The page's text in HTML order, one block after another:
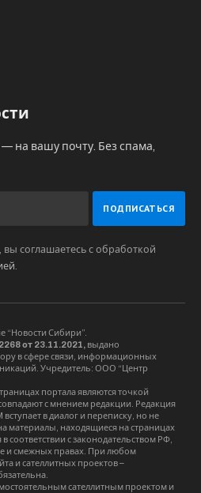
на вашу почту. Без спама,
соглашаетесь с обработкой
.
“Новости Сибири”.
от 23.11.2021, выдано
в сфере связи, информационных
Учредитель: ООО “Центр
портала являются точкой
с мнением редакции. Редакция
в диалог и переписку, но не
материалы, находящиеся на страницах
соответствии с законодательством РФ,
и смежных правах. При любом
и сателлитных проектов –
сателлитным проектом и